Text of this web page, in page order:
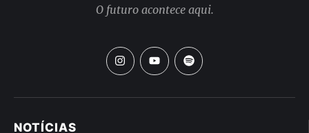
NOTÍCIAS
O futuro acontece aqui.